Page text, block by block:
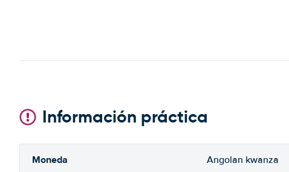
Información práctica
Moneda Angolan kwanza